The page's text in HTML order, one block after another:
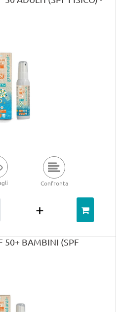
Confronta
50+ BAMBINI (SPF